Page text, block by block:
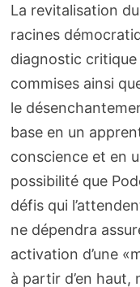
La revitalisation
racines
diagnostic
commises ainsi
le
base en un
conscience et en
possibilité que
défis qui
ne dépendra
activation d’une
à partir d’en haut,